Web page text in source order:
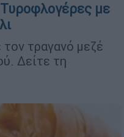
με
τον τραγανό μεζέ
Δείτε τη